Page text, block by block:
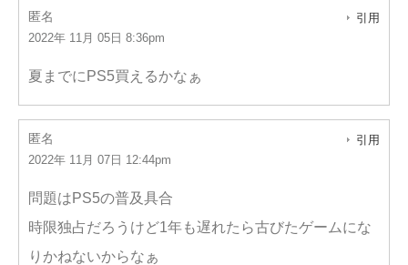
匿名
2022年 11月 05日 8:36pm
引用
夏までにPS5買えるかなぁ
匿名
2022年 11月 07日 12:44pm
引用
問題はPS5の普及具合
時限独占だろうけど1年も遅れたら古びたゲームにな
りかねないからなぁ